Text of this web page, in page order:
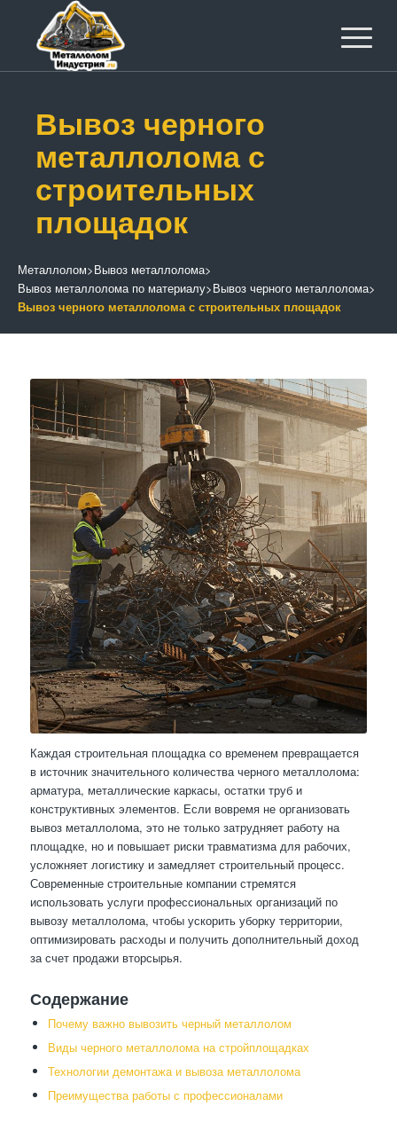
Вывоз черного
металлолома с
строительных
площадок
Металлолом>Вывоз металлолома>
Вывоз металлолома по материалу>Вывоз черного металлолома>
Вывоз черного металлолома с строительных площадок
Каждая строительная площадка со временем превращается
в источник значительного количества черного металлолома:
арматура, металлические каркасы, остатки труб и
конструктивных элементов. Если вовремя не организовать
вывоз металлолома, это не только затрудняет работу на
площадке, но и повышает риски травматизма для рабочих,
усложняет логистику и замедляет строительный процесс.
Современные строительные компании стремятся
использовать услуги профессиональных организаций по
вывозу металлолома, чтобы ускорить уборку территории,
оптимизировать расходы и получить дополнительный доход
за счет продажи вторсырья.
Содержание
Почему важно вывозить черный металлолом
Виды черного металлолома на стройплощадках
Технологии демонтажа и вывоза металлолома
Преимущества работы с профессионалами